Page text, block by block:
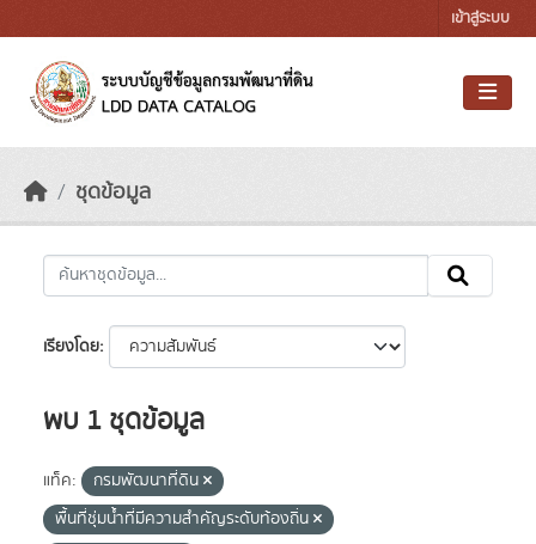
เข้าสู่ระบบ
ชุดข้อมูล
เรียงโดย
พบ 1 ชุดข้อมูล
แท็ค:
กรมพัฒนาที่ดิน
พื้นที่ชุ่มน้ำที่มีความสําคัญระดับท้องถิ่น